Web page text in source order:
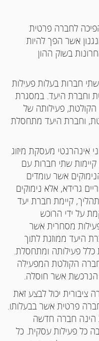
לחברה פרטית
אשר הפך להיות
בשוק ההון
חברות בעלות פעילות
וחברת היעד. במסגרת
פעילותה של
וחברת היעד מתחסלת
אינהרנטי מעסקת מיזוג
שתי חברות עם
אשר עומדים
גרידא, אלא נימוקים
קיימת חברת יעד
על ידי הרוכש
מסחרית אשר
היעד ממוזגת לתוך
פעילותה ומתחסלת.
הקולטת המפעילה
הנרכשת אשר חוסלה.
ציבורית יכול לבצע זאת
פרטית אשר בבעלותו.
הינה חברה חדשה
כל פעילות עסקית. כל